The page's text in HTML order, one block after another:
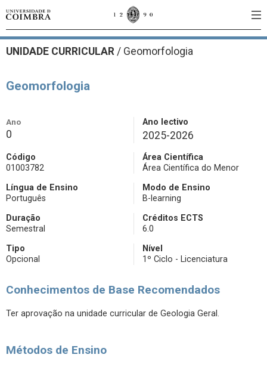
UNIDADE CURRICULAR / Geomorfologia
Geomorfologia
Ano
0
Ano lectivo
2025-2026
Código
01003782
Área Científica
Área Científica do Menor
Língua de Ensino
Português
Modo de Ensino
B-learning
Duração
Semestral
Créditos ECTS
6.0
Tipo
Opcional
Nível
1º Ciclo - Licenciatura
Conhecimentos de Base Recomendados
Ter aprovação na unidade curricular de Geologia Geral.
Métodos de Ensino